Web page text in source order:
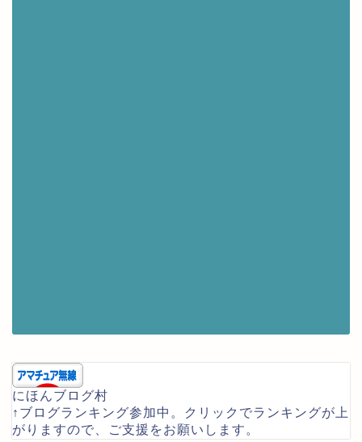
にほんブログ村
↑ブログランキング参加中。クリックでランキングが上
がりますので、ご支援をお願いします。